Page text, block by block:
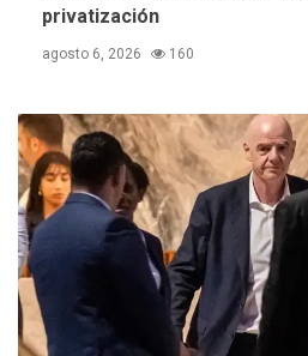
privatización
agosto 6, 2026 160